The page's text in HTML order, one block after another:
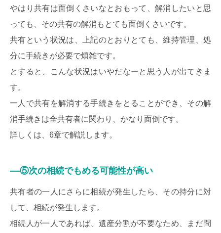
やはり共有は面倒くさいなとおもって、解消したいと思
っても、その共有の解消もとても面倒くさいです。
共有という状況は、上記のとおりとても、維持管理、処
分に手続きが必要で煩雑です。
とすると、こんな状況はいやだなーと思う人が出てきま
す。
一人で共有を解消する手続きをとることができ、その解
消手続きは全共有者に関わり、かなり面倒です。
詳しくは、6章で解説します。
⑤次の相続でもめる可能性が高い
共有者の一人にさらに相続が発生したら、その持分に対
して、相続が発生します。
相続人が一人であれば、遺産分割が不要なため、まだ問